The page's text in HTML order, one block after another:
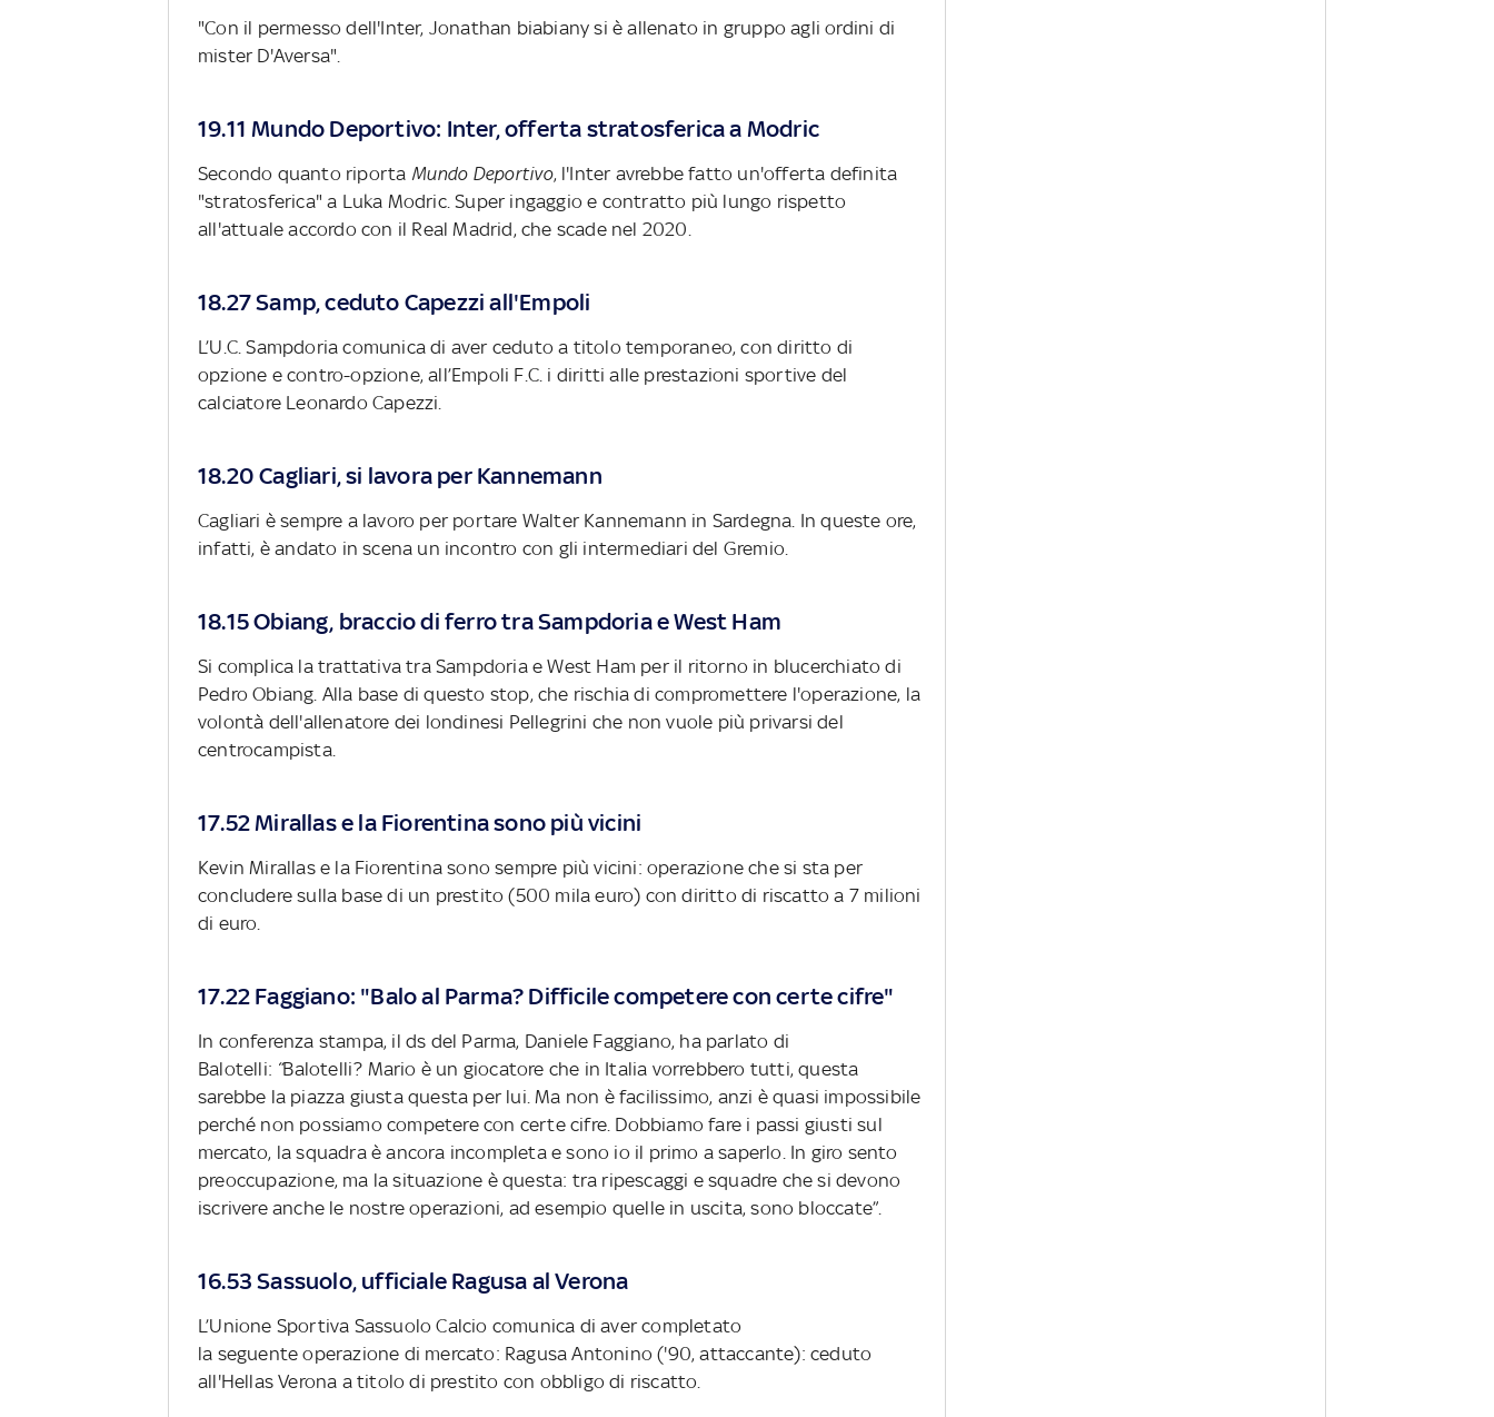
"Con il permesso dell'Inter, Jonathan biabiany si è allenato in gruppo agli ordini di
mister D'Aversa".
19.11 Mundo Deportivo: Inter, offerta stratosferica a Modric
Secondo quanto riporta Mundo Deportivo, l'Inter avrebbe fatto un'offerta definita
"stratosferica" a Luka Modric. Super ingaggio e contratto più lungo rispetto
all'attuale accordo con il Real Madrid, che scade nel 2020.
18.27 Samp, ceduto Capezzi all'Empoli
L’U.C. Sampdoria comunica di aver ceduto a titolo temporaneo, con diritto di
opzione e contro-opzione, all’Empoli F.C. i diritti alle prestazioni sportive del
calciatore Leonardo Capezzi.
18.20 Cagliari, si lavora per Kannemann
Cagliari è sempre a lavoro per portare Walter Kannemann in Sardegna. In queste ore,
infatti, è andato in scena un incontro con gli intermediari del Gremio.
18.15 Obiang, braccio di ferro tra Sampdoria e West Ham
Si complica la trattativa tra Sampdoria e West Ham per il ritorno in blucerchiato di
Pedro Obiang. Alla base di questo stop, che rischia di compromettere l'operazione, la
volontà dell'allenatore dei londinesi Pellegrini che non vuole più privarsi del
centrocampista.
17.52 Mirallas e la Fiorentina sono più vicini
Kevin Mirallas e la Fiorentina sono sempre più vicini: operazione che si sta per
concludere sulla base di un prestito (500 mila euro) con diritto di riscatto a 7 milioni
di euro.
17.22 Faggiano: "Balo al Parma? Difficile competere con certe cifre"
In conferenza stampa, il ds del Parma, Daniele Faggiano, ha parlato di
Balotelli: “Balotelli? Mario è un giocatore che in Italia vorrebbero tutti, questa
sarebbe la piazza giusta questa per lui. Ma non è facilissimo, anzi è quasi impossibile
perché non possiamo competere con certe cifre. Dobbiamo fare i passi giusti sul
mercato, la squadra è ancora incompleta e sono io il primo a saperlo. In giro sento
preoccupazione, ma la situazione è questa: tra ripescaggi e squadre che si devono
iscrivere anche le nostre operazioni, ad esempio quelle in uscita, sono bloccate”.
16.53 Sassuolo, ufficiale Ragusa al Verona
L’Unione Sportiva Sassuolo Calcio comunica di aver completato
la seguente operazione di mercato: Ragusa Antonino ('90, attaccante): ceduto
all'Hellas Verona a titolo di prestito con obbligo di riscatto.